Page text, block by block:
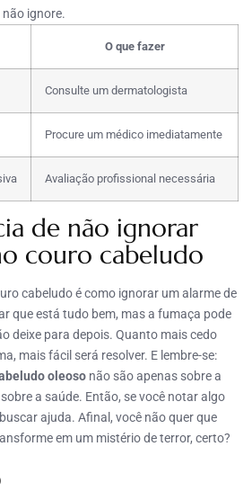
ignore.
O que fazer
Consulte um dermatologista
Procure um médico imediatamente
Avaliação profissional necessária
de não ignorar
couro cabeludo
cabeludo é como ignorar um alarme de
que está tudo bem, mas a fumaça pode
deixe para depois. Quanto mais cedo
mais fácil será resolver. E lembre-se:
oleoso não são apenas sobre a
a saúde. Então, se você notar algo
ajuda. Afinal, você não quer que
em um mistério de terror, certo?